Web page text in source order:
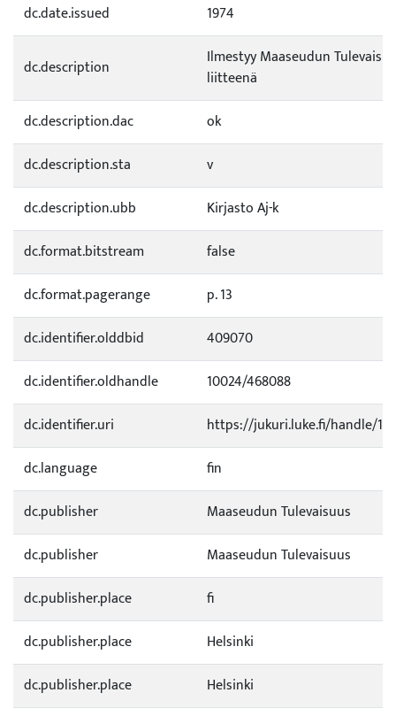
dc.date.issued
1974
dc.description
Ilmestyy Maaseudun
liitteenä
dc.description.dac
ok
dc.description.sta
v
dc.description.ubb
Kirjasto Aj-k
dc.format.bitstream
false
dc.format.pagerange
p. 13
dc.identifier.olddbid
409070
dc.identifier.oldhandle
10024/468088
dc.identifier.uri
https://jukuri.luke.fi/handle/
dc.language
fin
dc.publisher
Maaseudun Tulevaisuus
dc.publisher
Maaseudun Tulevaisuus
dc.publisher.place
fi
dc.publisher.place
Helsinki
dc.publisher.place
Helsinki